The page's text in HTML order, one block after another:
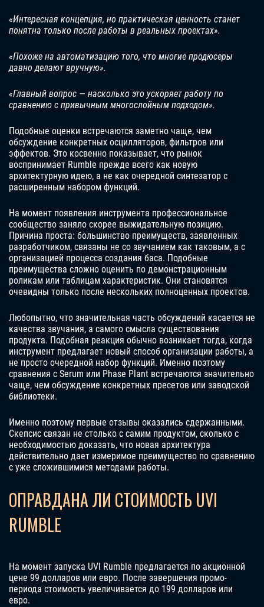
«Интересная концепция, но практическая ценность станет
понятна только после работы в реальных проектах».
«Похоже на автоматизацию того, что многие продюсеры
давно делают вручную».
«Главный вопрос — насколько это ускоряет работу по
сравнению с привычным многослойным подходом».
Подобные оценки встречаются заметно чаще, чем
обсуждение конкретных осцилляторов, фильтров или
эффектов. Это косвенно показывает, что рынок
воспринимает Rumble прежде всего как новую
архитектурную идею, а не как очередной синтезатор с
расширенным набором функций.
На момент появления инструмента профессиональное
сообщество заняло скорее выжидательную позицию.
Причина проста: большинство преимуществ, заявленных
разработчиком, связаны не со звучанием как таковым, а с
организацией процесса создания баса. Подобные
преимущества сложно оценить по демонстрационным
роликам или таблицам характеристик. Они становятся
очевидны только после нескольких полноценных проектов.
Любопытно, что значительная часть обсуждений касается не
качества звучания, а самого смысла существования
продукта. Подобная реакция обычно возникает тогда, когда
инструмент предлагает новый способ организации работы, а
не просто очередной набор функций. Именно поэтому
сравнения с Serum или Phase Plant встречаются значительно
чаще, чем обсуждение конкретных пресетов или заводской
библиотеки.
Именно поэтому первые отзывы оказались сдержанными.
Скепсис связан не столько с самим продуктом, сколько с
необходимостью доказать, что новая архитектура
действительно дает измеримое преимущество по сравнению
с уже сложившимися методами работы.
ОПРАВДАНА ЛИ СТОИМОСТЬ UVI
RUMBLE
На момент запуска UVI Rumble предлагается по акционной
цене 99 долларов или евро. После завершения промо-
периода стоимость увеличивается до 199 долларов или
евро.